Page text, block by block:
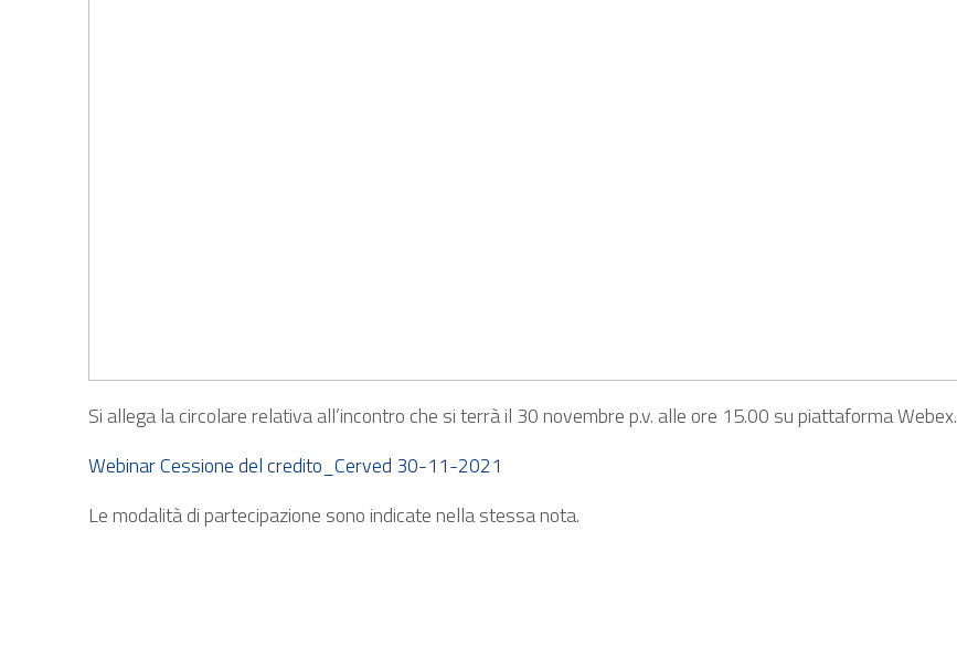
Si allega la circolare relativa all’incontro che si terrà il 30 novembre p.v. alle ore 15.00 su piattaforma Webex.
Webinar Cessione del credito_Cerved 30-11-2021
Le modalità di partecipazione sono indicate nella stessa nota.